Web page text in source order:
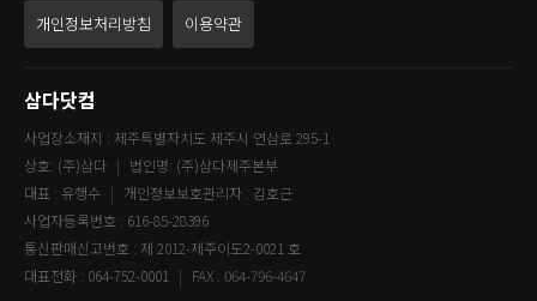
개인정보처리방침 이용약관
삼다닷컴
사업장소재지 : 제주특별자치도 제주시 연삼로 295-1
상호: (주)삼다
법인명: (주)삼다제주본부
대표 : 유행수
개인정보보호관리자 : 김호근
사업자등록번호 : 616-85-28396
통신판매신고번호 : 제 2012-제주이도2-0021 호
대표전화 : 064-752-0001
FAX : 064-796-4647